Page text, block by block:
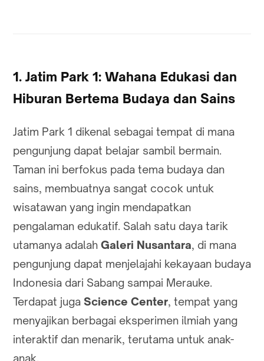
1. Jatim Park 1: Wahana Edukasi dan
Hiburan Bertema Budaya dan Sains
Jatim Park 1 dikenal sebagai tempat di mana
pengunjung dapat belajar sambil bermain.
Taman ini berfokus pada tema budaya dan
sains, membuatnya sangat cocok untuk
wisatawan yang ingin mendapatkan
pengalaman edukatif. Salah satu daya tarik
utamanya adalah Galeri Nusantara, di mana
pengunjung dapat menjelajahi kekayaan budaya
Indonesia dari Sabang sampai Merauke.
Terdapat juga Science Center, tempat yang
menyajikan berbagai eksperimen ilmiah yang
interaktif dan menarik, terutama untuk anak-
anak.